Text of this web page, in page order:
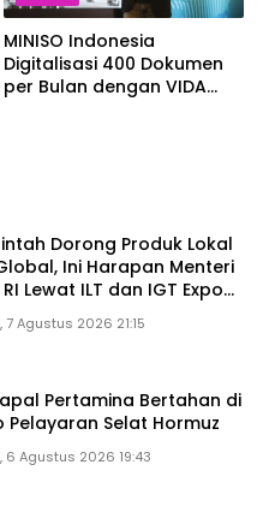
MINISO Indonesia
Digitalisasi 400 Dokumen
per Bulan dengan VIDA
Dorong Produk Lokal
Ini Harapan Menteri
Lewat ILT dan IGT Expo
7 Agustus 2026 21:15
Pertamina Bertahan di
Pelayaran Selat Hormuz
6 Agustus 2026 19:43